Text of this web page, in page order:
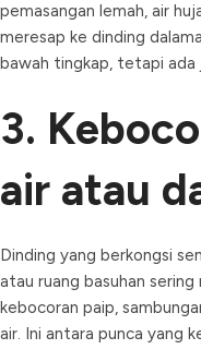
pemasangan lemah, air
meresap ke dinding
bawah tingkap, tetapi ada
3.
air atau
Dinding yang berkongsi
atau ruang basuhan
kebocoran paip,
air. Ini antara punca yang